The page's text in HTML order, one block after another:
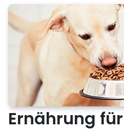
Ernährung